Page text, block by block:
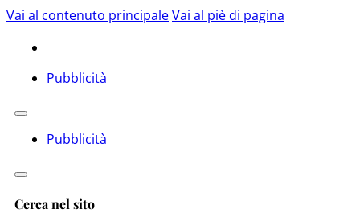
Vai al contenuto principaleVai al piè di pagina
Pubblicità
Pubblicità
Cerca nel sito